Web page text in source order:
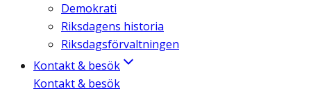
Demokrati
Riksdagens historia
Riksdagsförvaltningen
Kontakt & besök
Kontakt & besök